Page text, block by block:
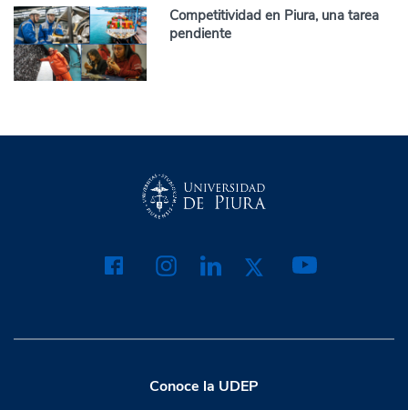
Competitividad en Piura, una tarea
pendiente
Conoce la UDEP